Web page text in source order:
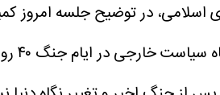
در توضیح جلسه امروز
عراقچی